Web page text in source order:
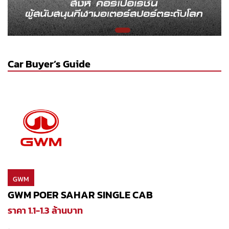
Car Buyer’s Guide
GWM
GWM POER SAHAR SINGLE CAB
ราคา 1.1-1.3 ล้านบาท